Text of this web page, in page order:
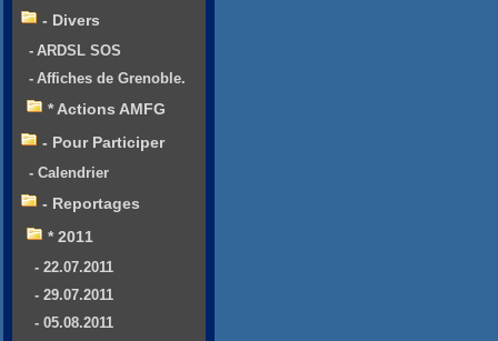
- Divers
- ARDSL SOS
- Affiches de Grenoble.
* Actions AMFG
- Pour Participer
- Calendrier
- Reportages
* 2011
- 22.07.2011
- 29.07.2011
- 05.08.2011